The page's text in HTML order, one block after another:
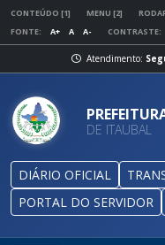
CONTEÚDO [1] MENU [2]
FONTE:
A+ A A- CONTRASTE:
Atendimento:
DE ITAUBAL
DIÁRIO OFICIAL
PORTAL DO SERVIDOR